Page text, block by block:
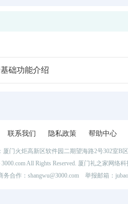
础功能介绍
联系我们 隐私政策 帮助中心
厦门火炬高新区软件园二期望海路2号302室
3000.com All Rights Reserved. 厦门礼之家网络
合作：shangwu@3000.com 举报邮箱：